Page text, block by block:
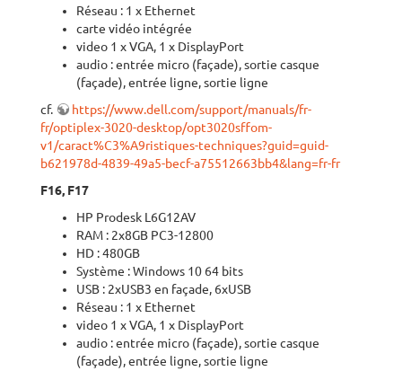
Réseau : 1 x Ethernet
carte vidéo intégrée
video 1 x VGA, 1 x DisplayPort
audio : entrée micro (façade), sortie casque
(façade), entrée ligne, sortie ligne
cf.
https://www.dell.com/support/manuals/fr-
fr/optiplex-3020-desktop/opt3020sffom-
v1/caract%C3%A9ristiques-techniques?guid=guid-
b621978d-4839-49a5-becf-a75512663bb4&lang=fr-fr
F16, F17
HP Prodesk L6G12AV
RAM : 2x8GB PC3-12800
HD : 480GB
Système : Windows 10 64 bits
USB : 2xUSB3 en façade, 6xUSB
Réseau : 1 x Ethernet
video 1 x VGA, 1 x DisplayPort
audio : entrée micro (façade), sortie casque
(façade), entrée ligne, sortie ligne